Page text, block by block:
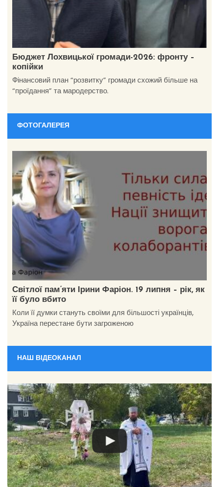
Бюджет Лохвицької громади-2026: фронту –
копійки
Фінансовий план “розвитку” громади схожий більше на
“проїдання” та мародерство.
ФОТОГАЛЕРЕЯ
Світлої пам’яти Ірини Фаріон. 19 липня – рік, як
її було вбито
Коли її думки стануть своїми для більшості українців,
Україна перестане бути загроженою
НАШ ВІДЕОКАНАЛ